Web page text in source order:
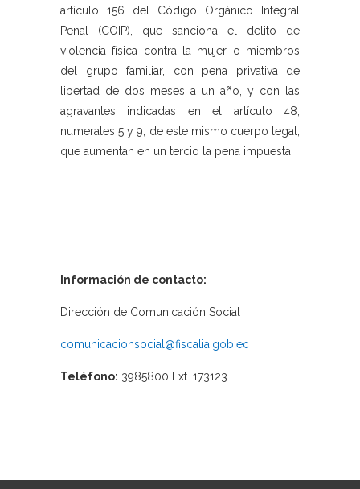
artículo 156 del Código Orgánico Integral
Penal (COIP), que sanciona el delito de
violencia física contra la mujer o miembros
del grupo familiar, con pena privativa de
libertad de dos meses a un año, y con las
agravantes indicadas en el artículo 48,
numerales 5 y 9, de este mismo cuerpo legal,
que aumentan en un tercio la pena impuesta.
Información de contacto:
Dirección de Comunicación Social
comunicacionsocial@fiscalia.gob.ec
Teléfono: 3985800 Ext. 173123